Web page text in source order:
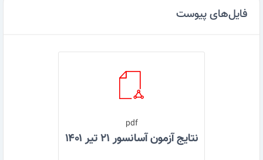
فایل‌های پیوست
pdf
نتایج آزمون آسانسور ۲۱ تیر ۱۴۰۱